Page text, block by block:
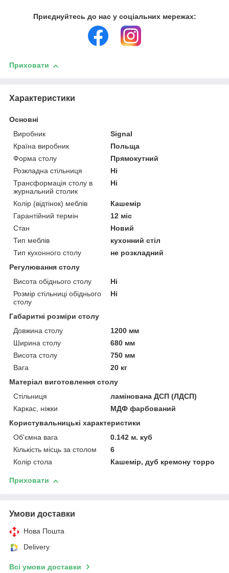
Приєднуйтесь до нас у соціальних мережах:
Приховати
Характеристики
Основні
Виробник
Signal
Країна виробник
Польща
Форма столу
Прямокутний
Розкладна стільниця
Ні
Трансформація столу в
журнальний столик
Ні
Колір (відтінок) меблів
Кашемір
Гарантійний термін
12 міс
Стан
Новий
Тип меблів
кухонний стіл
Тип кухонного столу
не розкладний
Регулювання столу
Висота обіднього столу
Ні
Розмір стільниці обіднього
столу
Ні
Габаритні розміри столу
Довжина столу
1200 мм
Ширина столу
680 мм
Висота столу
750 мм
Вага
20 кг
Матеріал виготовлення столу
Стільниця
ламінована ДСП (ЛДСП)
Каркас, ніжки
МДФ фарбований
Користувальницькі характеристики
Об'ємна вага
0.142 м. куб
Кількість місць за столом
6
Колір стола
Кашемір, дуб кремону торро
Приховати
Умови доставки
Нова Пошта
Delivery
Всі умови доставки